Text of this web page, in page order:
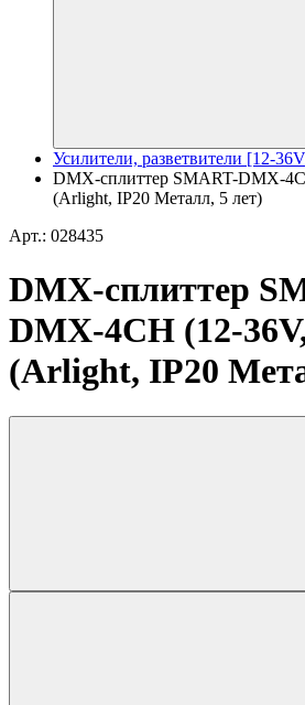
Усилители, разветвители [12-
DMX-сплиттер SMART-DMX-
(Arlight, IP20 Металл, 5 лет)
Арт.: 028435
DMX-сплиттер
DMX-4CH (12-
(Arlight, IP20